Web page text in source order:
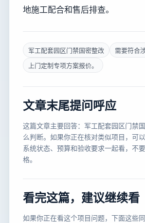
地施工配合和售后排查。
军工配套园区门禁国密整改
需要符合
上门定制专项方案报价。
文章末尾提问呼应
这篇文章主要回答：军工配套园区门禁
么判断。如果你正在核对类似项目，可
系统状态、预算和验收要求一起看，不
格。
看完这篇，建议继续看
如果你正在看这个项目问题，下面这些